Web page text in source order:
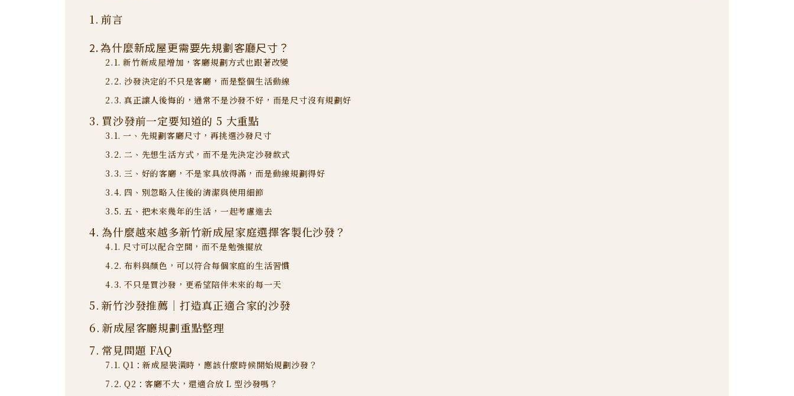
前言
為什麼新成屋更需要先規劃客廳尺寸？
新竹新成屋增加，客廳規劃方式也跟著改變
沙發決定的不只是客廳，而是整個生活動線
真正讓人後悔的，通常不是沙發不好，而是尺寸沒有規劃好
買沙發前一定要知道的 5 大重點
一、先規劃客廳尺寸，再挑選沙發尺寸
二、先想生活方式，而不是先決定沙發款式
三、好的客廳，不是家具放得滿，而是動線規劃得好
四、別忽略入住後的清潔與使用細節
五、把未來幾年的生活，一起考慮進去
為什麼越來越多新竹新成屋家庭選擇客製化沙發？
尺寸可以配合空間，而不是勉強擺放
布料與顏色，可以符合每個家庭的生活習慣
不只是買沙發，更希望陪伴未來的每一天
新竹沙發推薦｜打造真正適合家的沙發
新成屋客廳規劃重點整理
常見問題 FAQ
Q1：新成屋裝潢時，應該什麼時候開始規劃沙發？
Q2：客廳不大，還適合放 L 型沙發嗎？